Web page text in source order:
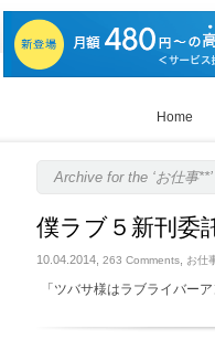
Home
Archive for the ‘お仕事
僕ラブ５新刊委
10.04.2014, 263 Comments お仕
「ツバサ様はラブライバー